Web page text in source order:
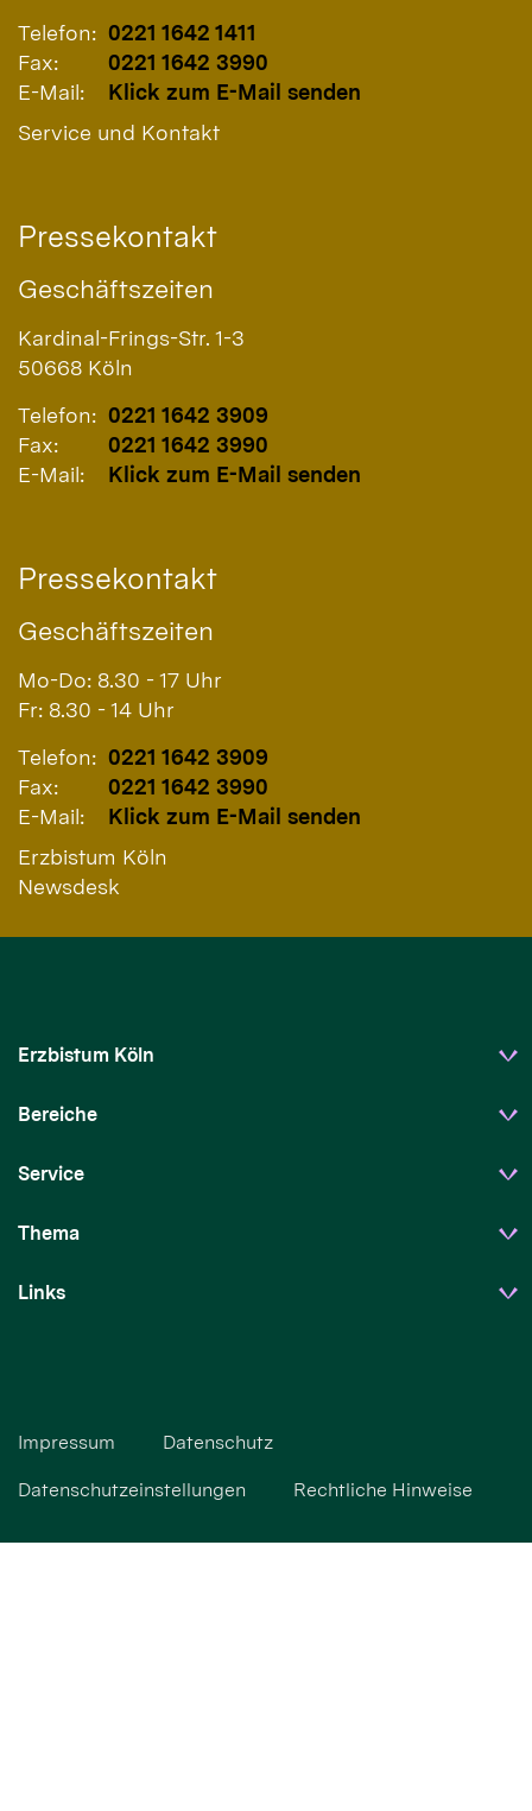
Telefon: 0221 1642 1411
Fax:
0221 1642 3990
E-Mail:
Klick zum E-Mail senden
Service und Kontakt
Pressekontakt
Geschäftszeiten
Kardinal-Frings-Str. 1-3
50668 Köln
Telefon: 0221 1642 3909
Fax:
0221 1642 3990
E-Mail:
Klick zum E-Mail senden
Pressekontakt
Geschäftszeiten
Mo-Do: 8.30 - 17 Uhr
Fr: 8.30 - 14 Uhr
Telefon: 0221 1642 3909
Fax:
0221 1642 3990
E-Mail:
Klick zum E-Mail senden
Erzbistum Köln
Newsdesk
Erzbistum Köln
Bereiche
Service
Thema
Links
Impressum Datenschutz
Datenschutzeinstellungen Rechtliche Hinweise